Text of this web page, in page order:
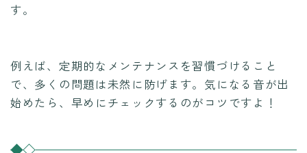
す。
例えば、定期的なメンテナンスを習慣づけること
で、多くの問題は未然に防げます。気になる音が出
始めたら、早めにチェックするのがコツですよ！